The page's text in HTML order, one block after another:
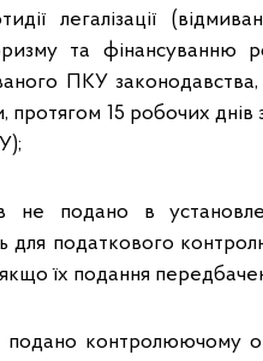
легалізації
та фінансуванню
ПКУ
протягом 15 робочих днів
не подано в
для податкового
їх подання
подано контролюючому